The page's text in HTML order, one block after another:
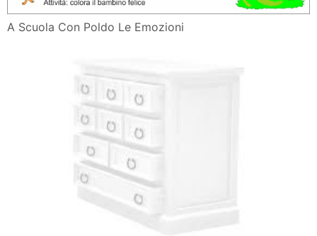
A Scuola Con Poldo Le Emozioni